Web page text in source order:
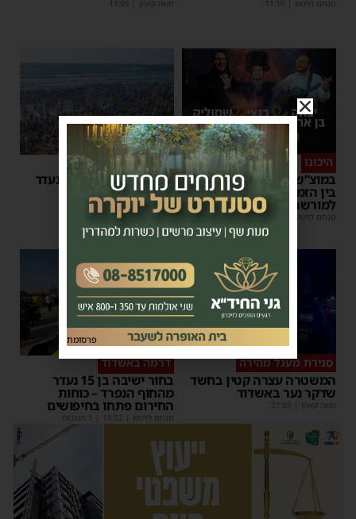
מנחם דויטש משה קאהן 11:05
היכונו
במוצ”ש הקרוב: מופע סיום
בין הזמנים של 'המרכז
למורשת' ו'מהות'
מנחם דויטש
סוף טוב
אותר בחור הישיבה שנעדר
בחוף הנפרד באשדוד
מנחם דויטש 22:08 | 3 תגובות
סגירת מעגל מהירה
המשטרה עצרה קטין בחשד
שדקר נער באשדוד
משה קאהן 21:59
דרמה באשדוד
בחור ישיבה בן 15 נעדר
מהחוף הנפרד – כוחות
החירום פתחו בחיפושים
מנחם דויטש 18:32
פרסומת